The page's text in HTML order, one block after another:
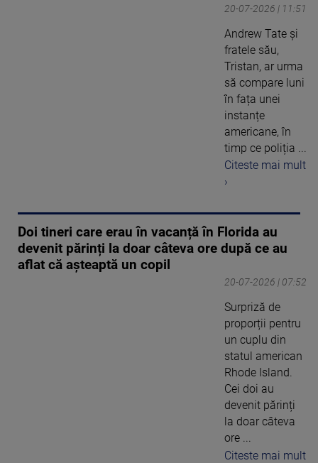
20-07-2026 | 11:51
Andrew Tate și
fratele său,
Tristan, ar urma
să compare luni
în fața unei
instanțe
americane, în
timp ce poliția ...
Citeste mai mult
›
Doi tineri care erau în vacanță în Florida au
devenit părinți la doar câteva ore după ce au
aflat că așteaptă un copil
20-07-2026 | 07:52
Surpriză de
proporții pentru
un cuplu din
statul american
Rhode Island.
Cei doi au
devenit părinți
la doar câteva
ore ...
Citeste mai mult